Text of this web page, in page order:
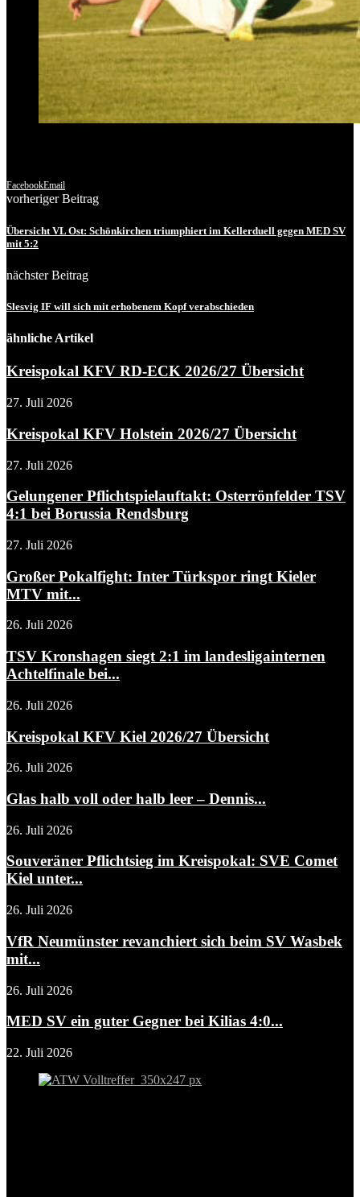
FacebookEmail
vorheriger Beitrag
Übersicht VL Ost: Schönkirchen triumphiert im Kellerduell gegen MED SV
mit 5:2
nächster Beitrag
Slesvig IF will sich mit erhobenem Kopf verabschieden
ähnliche Artikel
Kreispokal KFV RD-ECK 2026/27 Übersicht
27. Juli 2026
Kreispokal KFV Holstein 2026/27 Übersicht
27. Juli 2026
Gelungener Pflichtspielauftakt: Osterrönfelder TSV
4:1 bei Borussia Rendsburg
27. Juli 2026
Großer Pokalfight: Inter Türkspor ringt Kieler
MTV mit...
26. Juli 2026
TSV Kronshagen siegt 2:1 im landesligainternen
Achtelfinale bei...
26. Juli 2026
Kreispokal KFV Kiel 2026/27 Übersicht
26. Juli 2026
Glas halb voll oder halb leer – Dennis...
26. Juli 2026
Souveräner Pflichtsieg im Kreispokal: SVE Comet
Kiel unter...
26. Juli 2026
VfR Neumünster revanchiert sich beim SV Wasbek
mit...
26. Juli 2026
MED SV ein guter Gegner bei Kilias 4:0...
22. Juli 2026